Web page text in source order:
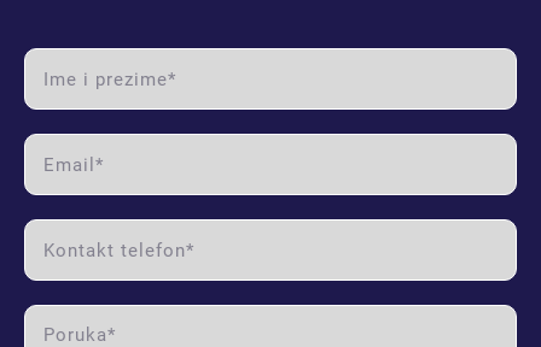
DVOSOBAN STAN IV
DVOSOBAN STAN V
DVOSOBAN STAN VII (RASPRODATO)
name label
email label
phone label
message label